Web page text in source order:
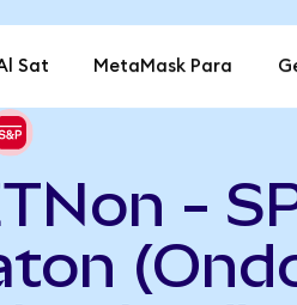
Sat MetaMask Para
-